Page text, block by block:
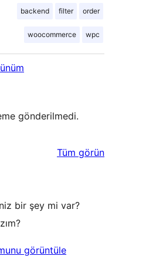
backend filter order
woocommerce wpc
gönderilmedi.
Tüm değerlendirmeleri
görün
bir şey mi var?
görüntüle